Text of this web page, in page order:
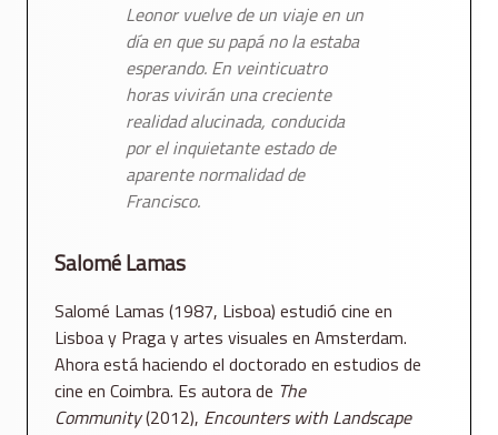
Leonor vuelve de un viaje en un
día en que su papá no la estaba
esperando. En veinticuatro
horas vivirán una creciente
realidad alucinada, conducida
por el inquietante estado de
aparente normalidad de
Francisco.
Salomé Lamas
Salomé Lamas (1987, Lisboa) estudió cine en
Lisboa y Praga y artes visuales en Amsterdam.
Ahora está haciendo el doctorado en estudios de
cine en Coimbra. Es autora de The
Community(2012), Encounters with Landscape